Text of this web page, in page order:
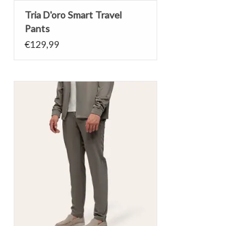
Tria D'oro Smart Travel
Pants
€129,99
Tria D'oro Tracksuit Pantalon
TOEVOEGEN AAN WINKELWAGEN